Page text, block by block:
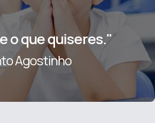
o que quiseres."
Agostinho